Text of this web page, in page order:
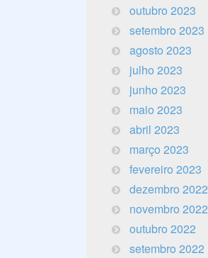
outubro 2023
setembro 2023
agosto 2023
julho 2023
junho 2023
maio 2023
abril 2023
março 2023
fevereiro 2023
dezembro 2022
novembro 2022
outubro 2022
setembro 2022